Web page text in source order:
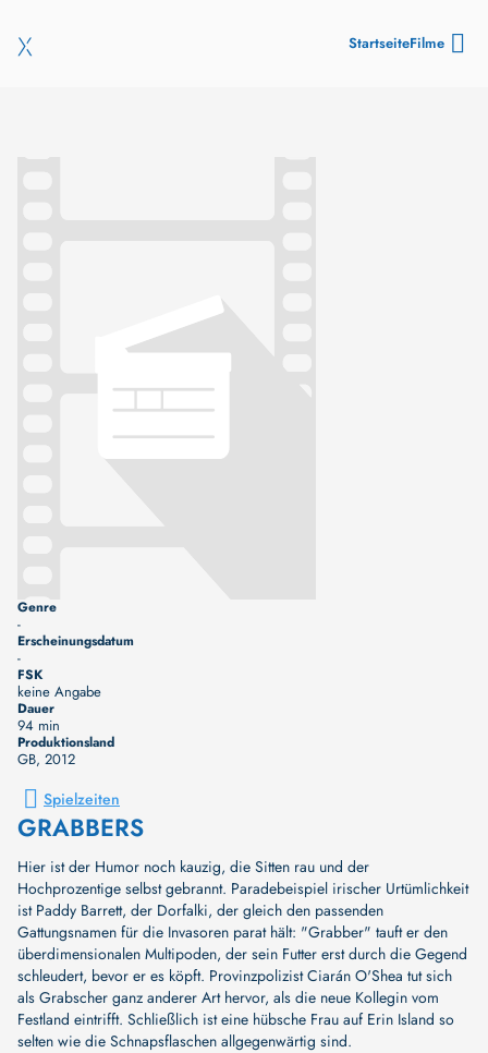
StartseiteFilme
Genre
-
Erscheinungsdatum
-
FSK
keine Angabe
Dauer
94 min
Produktionsland
GB, 2012
Spielzeiten
GRABBERS
Hier ist der Humor noch kauzig, die Sitten rau und der
Hochprozentige selbst gebrannt. Paradebeispiel irischer Urtümlichkeit
ist Paddy Barrett, der Dorfalki, der gleich den passenden
Gattungsnamen für die Invasoren parat hält: "Grabber" tauft er den
überdimensionalen Multipoden, der sein Futter erst durch die Gegend
schleudert, bevor er es köpft. Provinzpolizist Ciarán O'Shea tut sich
als Grabscher ganz anderer Art hervor, als die neue Kollegin vom
Festland eintrifft. Schließlich ist eine hübsche Frau auf Erin Island so
selten wie die Schnapsflaschen allgegenwärtig sind.